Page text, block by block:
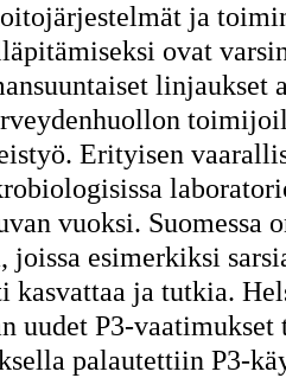
ja
ovat
linjaukset
Erityisen
vuoksi.
joissa esimerkiksi
kasvattaa ja tutkia.
uudet P3-
palautettiin P3-